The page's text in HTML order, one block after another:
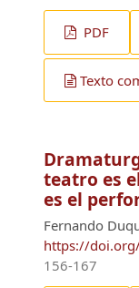
PDF
Texto
teatro es
es el
Fernando
https://
156-167